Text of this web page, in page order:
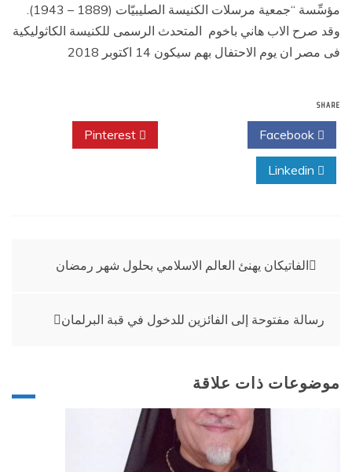
مؤسِّسة “جمعية مرسلات الكنيسة الصليبيّات (1889 – 1943).
وقد صرح الاب هاني باخوم المتحدث الرسمى للكنيسة الكاثوليكية
فى مصر ان يوم الاحتفال بهم سيكون 14 اكتوبر 2018
SHARE
Facebook
Pinterest
Linkedin
تصفّح
الفاتيكان يهنئ العالم الاسلامي بحلول شهر رمضان
رسالة مفتوحة إلى الفائزين للدخول في قبة البرلمان
موضوعات ذات علاقة